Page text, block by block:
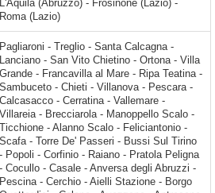
L'Aquila (Abruzzo) - Frosinone (Lazio) -
Roma (Lazio)
Pagliaroni - Treglio - Santa Calcagna - Lanciano - San Vito Chietino - Ortona - Villa Grande - Francavilla al Mare - Ripa Teatina - Sambuceto - Chieti - Villanova - Pescara - Calcasacco - Cerratina - Vallemare - Villareia - Brecciarola - Manoppello Scalo - Ticchione - Alanno Scalo - Feliciantonio - Scafa - Torre De' Passeri - Bussi Sul Tirino - Popoli - Corfinio - Raiano - Pratola Peligna - Cocullo - Casale - Anversa degli Abruzzi - Pescina - Cerchio - Aielli Stazione - Borgo Quattordici - Celano